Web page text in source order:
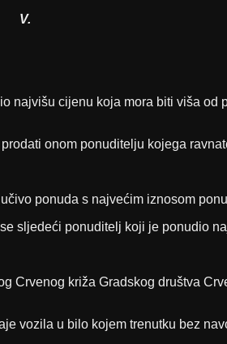
V.
cijenu koja mora biti viša
onom ponuditelju kojega
ponuda s najvećim iznosom
sljedeći ponuditelj koji je ponudio
križa Gradskog društva
vozila u bilo kojem trenutku bez